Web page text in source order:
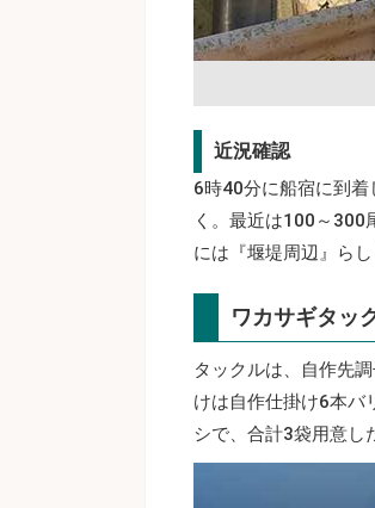
近況確認
6時40分に船宿に到
く。最近は100～300
には『堰堤周辺』ら
ワカサギタッ
タックルは、自作先
けは自作仕掛け6本バ
シで、合計3袋用意し